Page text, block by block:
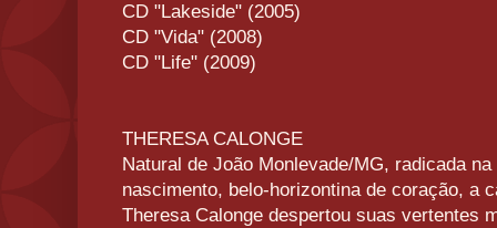
CD "Lakeside" (2005)
CD "Vida" (2008)
CD "Life" (2009)
THERESA CALONGE
Natural de João Monlevade/MG, radicada
nascimento, belo-horizontina de coração, a
Theresa Calonge despertou suas vertentes